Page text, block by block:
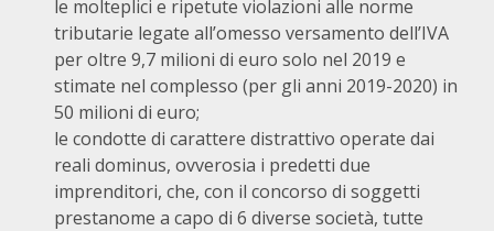
le molteplici e ripetute violazioni alle norme
tributarie legate all’omesso versamento dell’IVA
per oltre 9,7 milioni di euro solo nel 2019 e
stimate nel complesso (per gli anni 2019-2020) in
50 milioni di euro;
le condotte di carattere distrattivo operate dai
reali dominus, ovverosia i predetti due
imprenditori, che, con il concorso di soggetti
prestanome a capo di 6 diverse società, tutte